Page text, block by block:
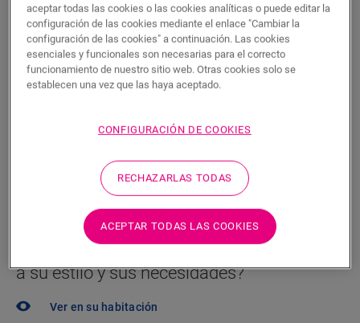
Encuentre un tienda cerca
¿Quiere ver este suelo en la vida real? ¿Le queda
alguna pregunta por hacer? ¡No se preocupe! Siempre
hay un tienda cerca.
BUSCAR
¿No está seguro de si este suelo se adapta
a su estilo y sus necesidades?
Ver en su habitación
aceptar todas las cookies o las cookies analíticas o puede editar la
configuración de las cookies mediante el enlace "Cambiar la
configuración de las cookies" a continuación. Las cookies
esenciales y funcionales son necesarias para el correcto
funcionamiento de nuestro sitio web. Otras cookies solo se
establecen una vez que las haya aceptado.
CONFIGURACIÓN DE COOKIES
RECHAZARLAS TODAS
ACEPTAR TODAS LAS COOKIES